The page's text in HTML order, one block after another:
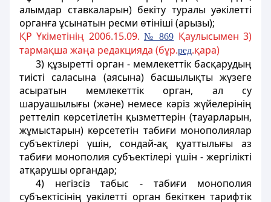
алымдар ставкаларын) бекіту туралы уәкілетті
органға ұсынатын ресми өтiнiшi (арызы);
ҚР Үкіметінің 2006.15.09. № 869 Қаулысымен 3)
тармақша жаңа редакцияда (бұр.ред.қара)
3) құзыретті орган - мемлекеттік басқарудың
тиісті саласына (аясына) басшылықты жүзеге
асыратын мемлекеттік орган, ал су
шаруашылығы (және) немесе кәріз жүйелерінің
реттеліп көрсетілетін қызметтерін (тауарларын,
жұмыстарын) көрсететін табиғи монополиялар
субъектілері үшін, сондай-ақ қуаттылығы аз
табиғи монополия субъектілері үшін - жергілікті
атқарушы органдар;
4) негізсiз табыс - табиғи монополия
субъектiсiнiң уәкілеттi орган бекiткен тарифтік